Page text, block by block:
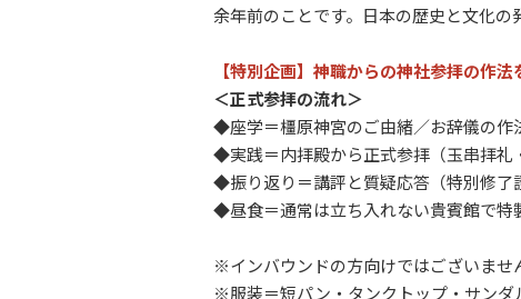
余年前のことです。日本の歴史と文化の
【特別企画】神職からの神社参拝の作
＜正式参拝の流れ＞
◆座学＝橿原神宮のご由緒／お辞儀の
◆実践＝内拝殿から正式参拝（玉串拝
◆振り返り＝講評と質疑応答（特別修
◆昼食＝通常は立ち入れない貴賓館で特
※インバウンドの方向けではございませ
※服装＝短パン・タンクトップ・サンダ